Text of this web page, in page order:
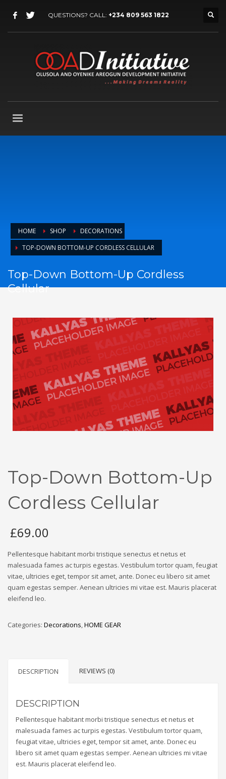
QUESTIONS? CALL: +234 809 563 1822
HOME SHOP
DECORATIONS
TOP-DOWN BOTTOM-UP CORDLESS CELLULAR
Top-Down Bottom-Up Cordless
Cellular
Top-Down Bottom-Up
Cordless Cellular
£69.00
Pellentesque habitant morbi tristique senectus et netus et
malesuada fames ac turpis egestas. Vestibulum tortor quam, feugiat
vitae, ultricies eget, tempor sit amet, ante. Donec eu libero sit amet
quam egestas semper. Aenean ultricies mi vitae est. Mauris placerat
eleifend leo.
Categories: Decorations,HOME GEAR
DESCRIPTION REVIEWS (0)
DESCRIPTION
Pellentesque habitant morbi tristique senectus et netus et
malesuada fames ac turpis egestas. Vestibulum tortor quam,
feugiat vitae, ultricies eget, tempor sit amet, ante. Donec eu
libero sit amet quam egestas semper. Aenean ultricies mi vitae
est. Mauris placerat eleifend leo.